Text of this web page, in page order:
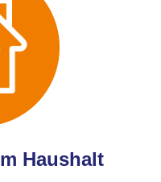
Haushalt